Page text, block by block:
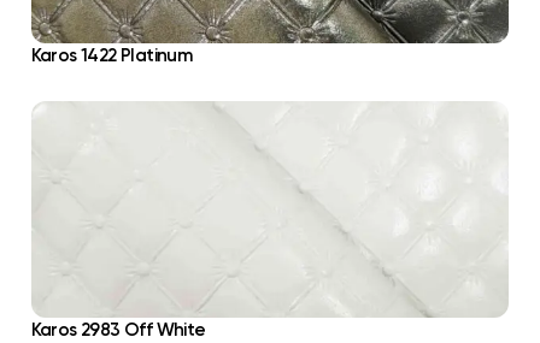
Karos 1422 Platinum
Karos 2983 Off White